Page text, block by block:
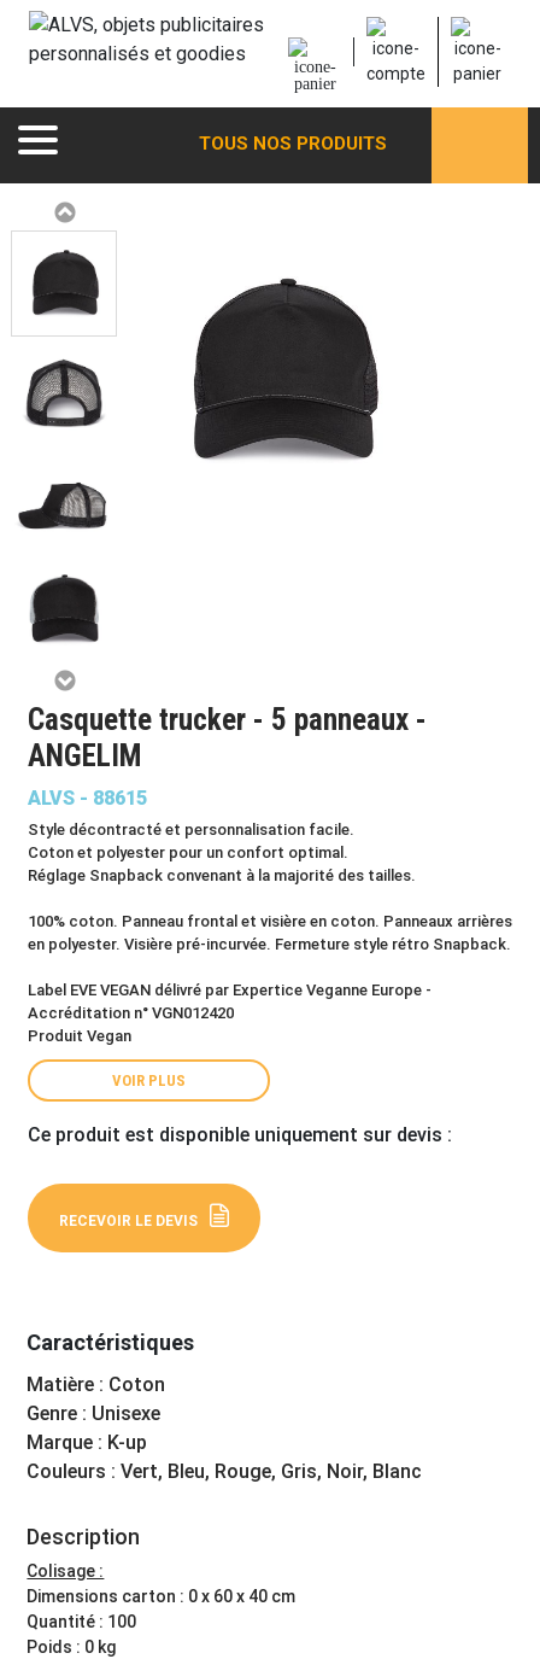
TOUS NOS PRODUITS
Casquette trucker - 5 panneaux -
ANGELIM
ALVS - 88615
Style décontracté et personnalisation facile.
Coton et polyester pour un confort optimal.
Réglage Snapback convenant à la majorité des tailles.
100% coton. Panneau frontal et visière en coton. Panneaux arrières
en polyester. Visière pré-incurvée. Fermeture style rétro Snapback.
Label EVE VEGAN délivré par Expertice Veganne Europe -
Accréditation n° VGN012420
Produit Vegan
VOIR PLUS
Ce produit est disponible uniquement sur devis :
RECEVOIR LE DEVIS
Caractéristiques
Matière : Coton
Genre : Unisexe
Marque : K-up
Couleurs : Vert, Bleu, Rouge, Gris, Noir, Blanc
Description
Colisage :
Dimensions carton : 0 x 60 x 40 cm
Quantité : 100
Poids : 0 kg